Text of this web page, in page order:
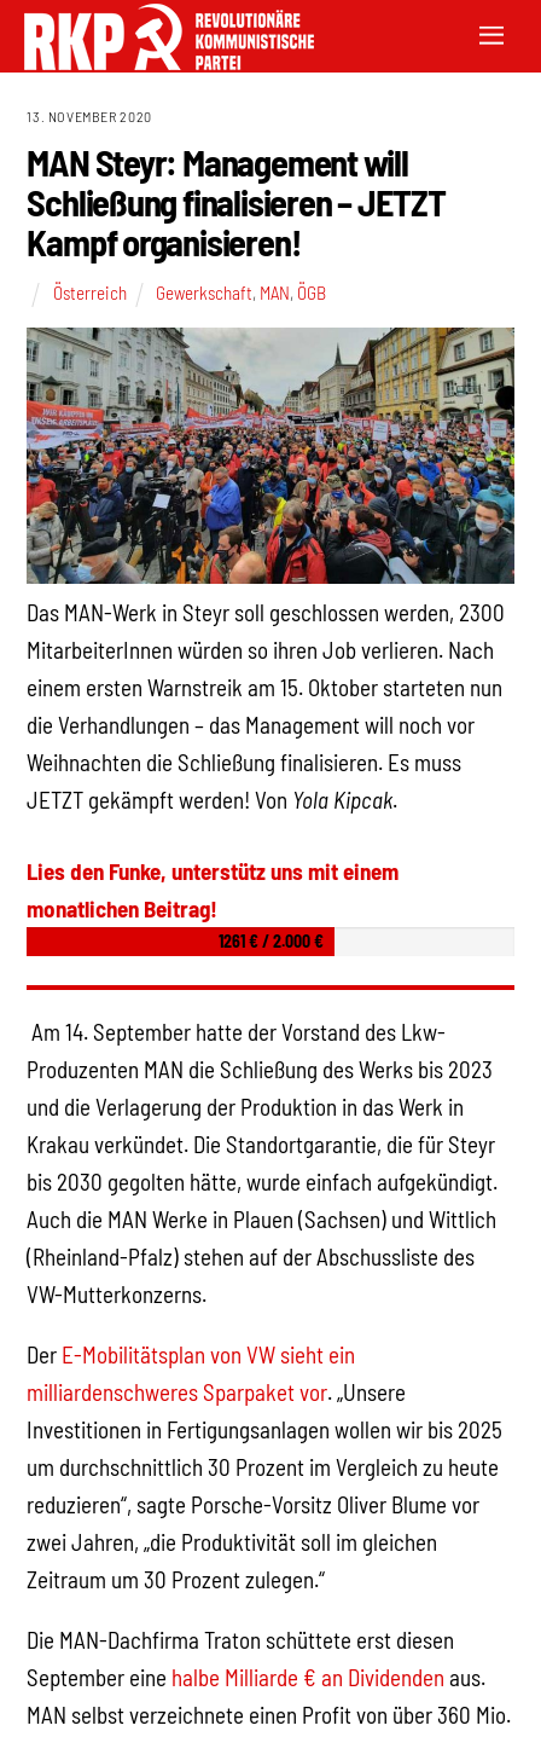
13. NOVEMBER 2020
MAN Steyr: Management will
Schließung finalisieren – JETZT
Kampf organisieren!
Österreich Gewerkschaft, MAN, ÖGB
Das MAN-Werk in Steyr soll geschlossen werden, 2300
MitarbeiterInnen würden so ihren Job verlieren. Nach
einem ersten Warnstreik am 15. Oktober starteten nun
die Verhandlungen – das Management will noch vor
Weihnachten die Schließung finalisieren. Es muss
JETZT gekämpft werden! Von Yola Kipcak.
Lies den Funke, unterstütz uns mit einem
monatlichen Beitrag!
1261 € / 2.000 €
Am 14. September hatte der Vorstand des Lkw-
Produzenten MAN die Schließung des Werks bis 2023
und die Verlagerung der Produktion in das Werk in
Krakau verkündet. Die Standortgarantie, die für Steyr
bis 2030 gegolten hätte, wurde einfach aufgekündigt.
Auch die MAN Werke in Plauen (Sachsen) und Wittlich
(Rheinland-Pfalz) stehen auf der Abschussliste des
VW-Mutterkonzerns.
Der E-Mobilitätsplan von VW sieht ein
milliardenschweres Sparpaket vor. „Unsere
Investitionen in Fertigungsanlagen wollen wir bis 2025
um durchschnittlich 30 Prozent im Vergleich zu heute
reduzieren“, sagte Porsche-Vorsitz Oliver Blume vor
zwei Jahren, „die Produktivität soll im gleichen
Zeitraum um 30 Prozent zulegen.“
Die MAN-Dachfirma Traton schüttete erst diesen
September eine halbe Milliarde € an Dividenden aus.
MAN selbst verzeichnete einen Profit von über 360 Mio.